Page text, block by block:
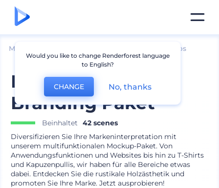
Mockups Andere Branding-Mockups
Holzschreibtisch
Branding Paket
Beinhaltet
42 scenes
Diversifizieren Sie Ihre Markeninterpretation mit
unserem multifunktionalen Mockup-Paket. Von
Anwendungsfunktionen und Websites bis hin zu T-Shirts
und Kapuzenpullis, wir haben für alle Bereiche etwas
dabei. Entdecken Sie die rustikale Holzästhetik und
promoten Sie Ihre Marke. Jetzt ausprobieren!
Would you like to change Renderforest language
to English?
CHANGE No, thanks